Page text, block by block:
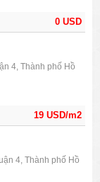
0 USD
19 USD/m2
4, Thành phố Hồ
4, Thành phố Hồ